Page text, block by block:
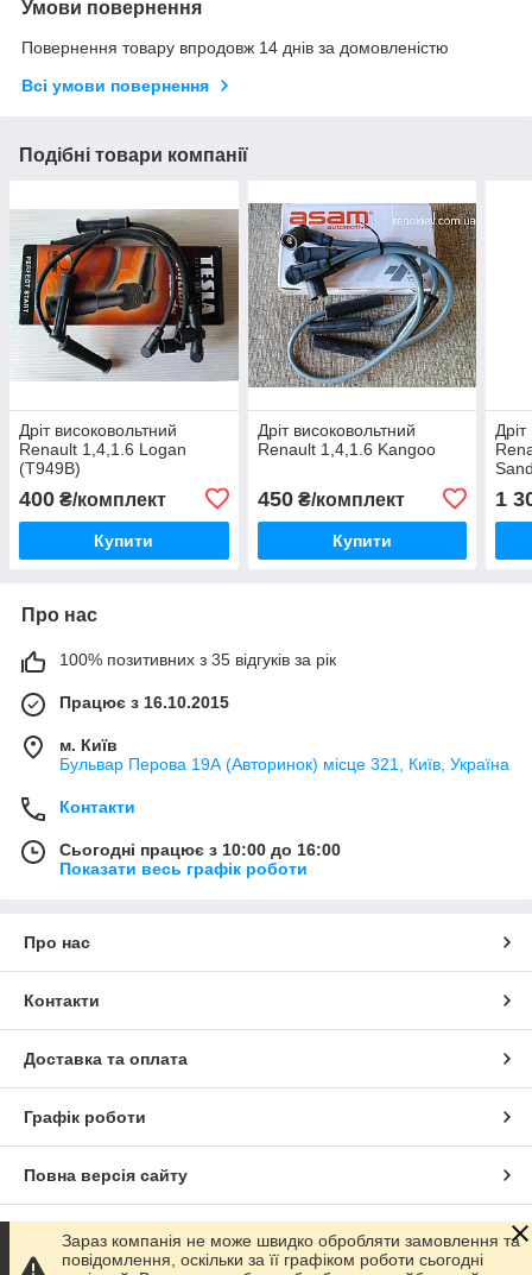
Умови повернення
Повернення товару впродовж 14 днів за домовленістю
Всі умови повернення
Подібні товари компанії
Дріт високовольтний
Renault 1,4,1.6 Logan
(T949B)
400 ₴/комплект
Купити
Дріт високовольтний
Renault 1,4,1.6 Kangoo
450₴/комплект
Купити
1
Про нас
100% позитивних з 35 відгуків за рік
Працює з 16.10.2015
м. Київ
Бульвар Перова 19А (Авторинок) місце 321, Київ, Україна
Контакти
Сьогодні працює з 10:00 до 16:00
Показати весь графік роботи
Про нас
Контакти
Доставка та оплата
Графік роботи
Повна версія сайту
Сайт створено на маркетплейсі Prom.ua
Зараз компанія не може швидко обробляти замовлення та
повідомлення, оскільки за її графіком роботи сьогодні